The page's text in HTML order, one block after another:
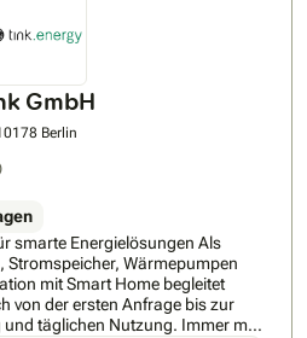
GmbH
Berlin
smarte Energielösungen Als
Stromspeicher, Wärmepumpen
mit Smart Home begleitet
von der ersten Anfrage bis zur
täglichen Nutzung. Immer mit